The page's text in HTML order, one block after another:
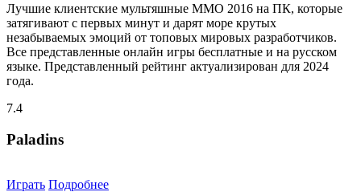
Лучшие клиентские мультяшные MMO 2016 на ПК, которые
затягивают с первых минут и дарят море крутых
незабываемых эмоций от топовых мировых разработчиков.
Все представленные онлайн игры бесплатные и на русском
языке. Представленный рейтинг актуализирован для 2024
года.
7.4
Paladins
Играть Подробнее